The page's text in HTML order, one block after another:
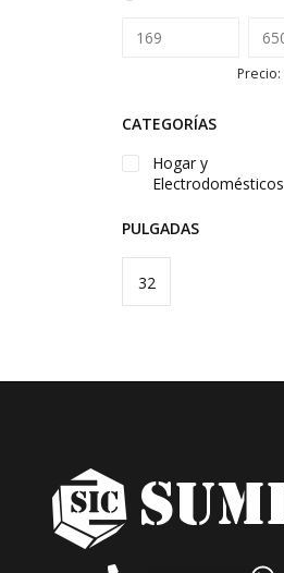
Precio:
CATEGORÍAS
Hogar y
Electrodomésticos
PULGADAS
32